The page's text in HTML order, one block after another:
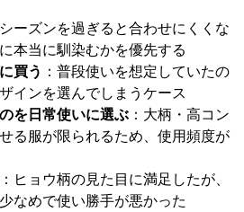
シーズンを過ぎると合わせにくくな
本当に馴染むかを優先する
買う ：普段使いを想定していたの
インを選んでしまうケース
を日常使いに選ぶ ：大柄・高コン
る服が限られるため、使用頻度が
：ヒョウ柄の見た目に満足したが、
なめで使い勝手が悪かった